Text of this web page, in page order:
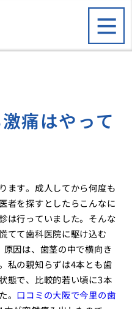
痛はやって
ます。成人してから何度も
者を探すとしたらこんなに
は行っていました。そんな
てて歯科医院に駆け込む
因は、歯茎の中で横向き
私の親知らずは4本とも歯
態で、比較的若い頃に3本
。 口コミの大阪で今里の歯